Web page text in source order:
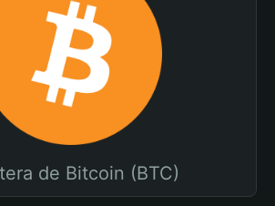
de Bitcoin (BTC)